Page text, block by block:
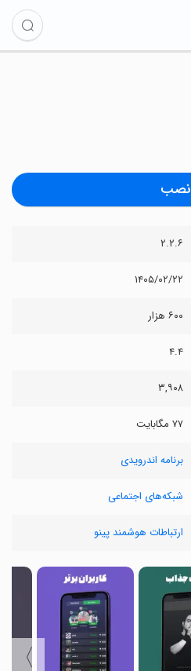
نصب
۲.۲.۶
۱۴۰۵/۰۲/۲۲
۶۰۰ هزار
۴.۴
۳,۹۰۸
۷۷ مگابایت
برنامه اندرویدی
شبکه‌های اجتماعی
ارتباطات هوشمند پینو
〉